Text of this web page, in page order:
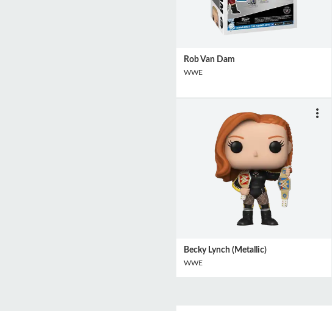
Rob Van Dam
WWE
Becky Lynch (Metallic)
WWE